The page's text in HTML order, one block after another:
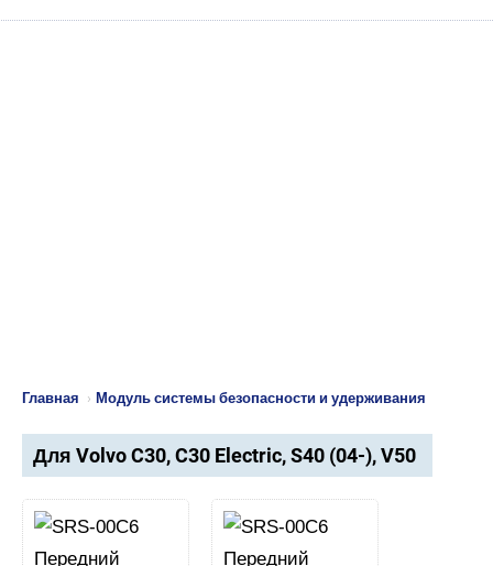
Главная › Модуль системы безопасности и удерживания
Для Volvo C30, C30 Electric, S40 (04-), V50